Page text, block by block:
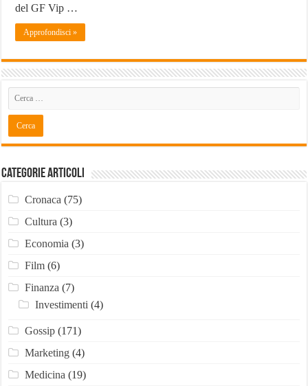
del GF Vip …
Approfondisci »
Categorie Articoli
Cronaca (75)
Cultura (3)
Economia (3)
Film(6)
Finanza (7)
Investimenti (4)
Gossip(171)
Marketing(4)
Medicina (19)